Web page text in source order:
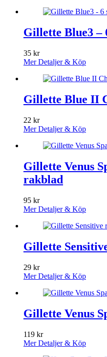
Gillette Blue3 –
35 kr
Mer Detaljer & Köp
Gillette Blue II
22 kr
Mer Detaljer & Köp
Gillette Venus
rakblad
95 kr
Mer Detaljer & Köp
Gillette
29 kr
Mer Detaljer & Köp
Gillette Venus
119 kr
Mer Detaljer & Köp